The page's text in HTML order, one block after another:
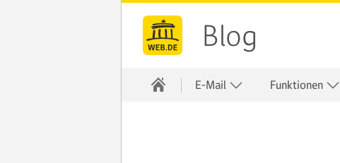
Blog
E-Mail Funktionen